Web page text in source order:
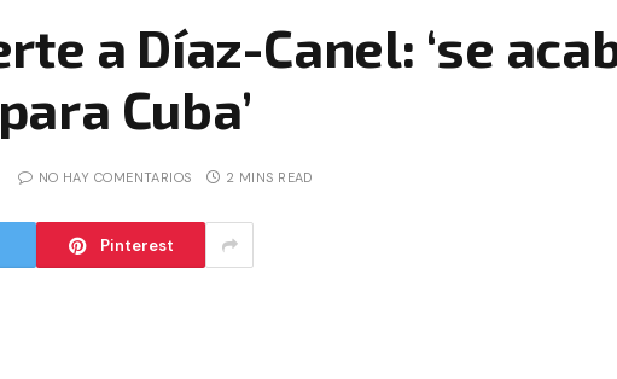
a Díaz-Canel: ‘se
Cuba’
NO HAY COMENTARIOS 2 MINS READ
Pinterest